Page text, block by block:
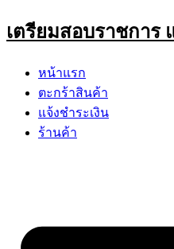
Skip
to
เตรียมสอบราชการ
หน้าแรก
ตะกร้าสินค้า
แจ้งชำระเงิน
ร้านค้า